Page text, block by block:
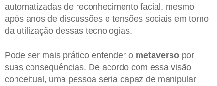
automatizadas de reconhecimento facial, mesmo
após anos de discussões e tensões sociais em torno
da utilização dessas tecnologias.
Pode ser mais prático entender o metaverso por
suas consequências. De acordo com essa visão
conceitual, uma pessoa seria capaz de manipular